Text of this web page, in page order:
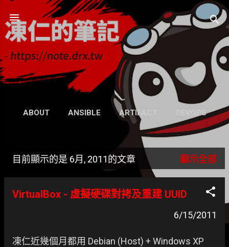
跳到主要內容
凍仁的筆記
- https://note.drx.tw
網頁
ABOUT ANSIBLE ARTIFACT DEVOPS
WIKI 更多…
GRAVATAR
表
目前顯示的是 6月, 2011的文章 顯示全部
VirtualBox - 虛擬硬碟對拷及重建 UUID
6/15/2011
凍仁近幾個月都用 Debian (Host) + Windows XP